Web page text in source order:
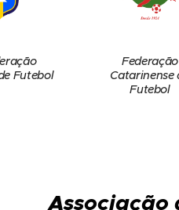
Futebol
Federação
Catarinense
Futebol
Associação